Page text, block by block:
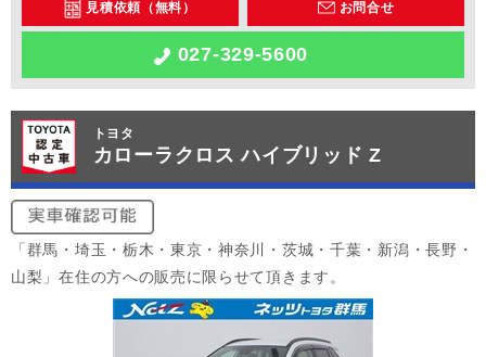
見積依頼（無料） お問合せ
027-329-5600
トヨタ
カローラクロス ハイブリッド Z
「群馬・埼玉・栃木・東京・神奈川・茨城・千葉・新潟・長野・
山梨」在住の方への販売に限らせて頂きます。